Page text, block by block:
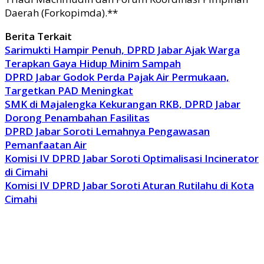
Daerah (Forkopimda).**
Berita Terkait
Sarimukti Hampir Penuh, DPRD Jabar Ajak Warga
Terapkan Gaya Hidup Minim Sampah
DPRD Jabar Godok Perda Pajak Air Permukaan,
Targetkan PAD Meningkat
SMK di Majalengka Kekurangan RKB, DPRD Jabar
Dorong Penambahan Fasilitas
DPRD Jabar Soroti Lemahnya Pengawasan
Pemanfaatan Air
Komisi IV DPRD Jabar Soroti Optimalisasi Incinerator
di Cimahi
Komisi IV DPRD Jabar Soroti Aturan Rutilahu di Kota
Cimahi